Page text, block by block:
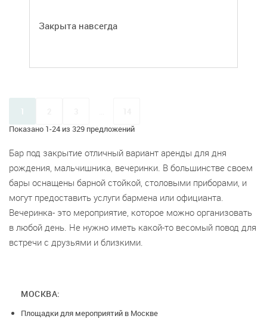
Закрыта навсегда
Показано 1-24 из 329 предложений
1
Бар под закрытие отличный вариант аренды для дня
рождения, мальчишника, вечеринки. В большинстве своем
бары оснащены барной стойкой, столовыми приборами, и
могут предоставить услуги бармена или официанта.
Вечеринка- это мероприятие, которое можно организовать
в любой день. Не нужно иметь какой-то весомый повод для
встречи с друзьями и близкими.
МОСКВА:
Площадки для мероприятий в Москве